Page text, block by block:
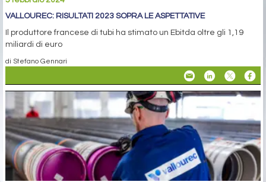
VALLOUREC: RISULTATI 2023 SOPRA LE ASPETTATIVE
Il produttore francese di tubi ha stimato un Ebitda oltre gli 1,19
miliardi di euro
di Stefano Gennari